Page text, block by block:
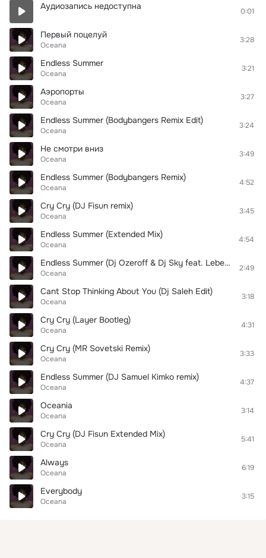
Аудиозапись недоступна 0:01
Первый поцелуй
Oceana
3:28
Endless Summer
Oceana
3:21
Аэропорты
Oceana
3:27
Endless Summer (Bodybangers Remix Edit)
Oceana
3:24
Не смотри вниз
Oceana
3:49
Endless Summer (Bodybangers Remix)
Oceana
4:52
Cry Cry (DJ Fisun remix)
Oceana
3:45
Endless Summer (Extended Mix)
Oceana
4:54
Endless Summer (Dj Ozeroff & Dj Sky feat. Lebedev Remix)
Oceana
2:49
Cant Stop Thinking About You (Dj Saleh Edit)
Oceana
3:18
Cry Cry (Layer Bootleg)
Oceana
4:31
Cry Cry (MR Sovetski Remix)
Oceana
3:33
Endless Summer (DJ Samuel Kimko remix)
Oceana
4:37
Oceania
Oceana
3:14
Cry Cry (DJ Fisun Extended Mix)
Oceana
5:41
Always
Oceana
6:19
Everybody
Oceana
3:15